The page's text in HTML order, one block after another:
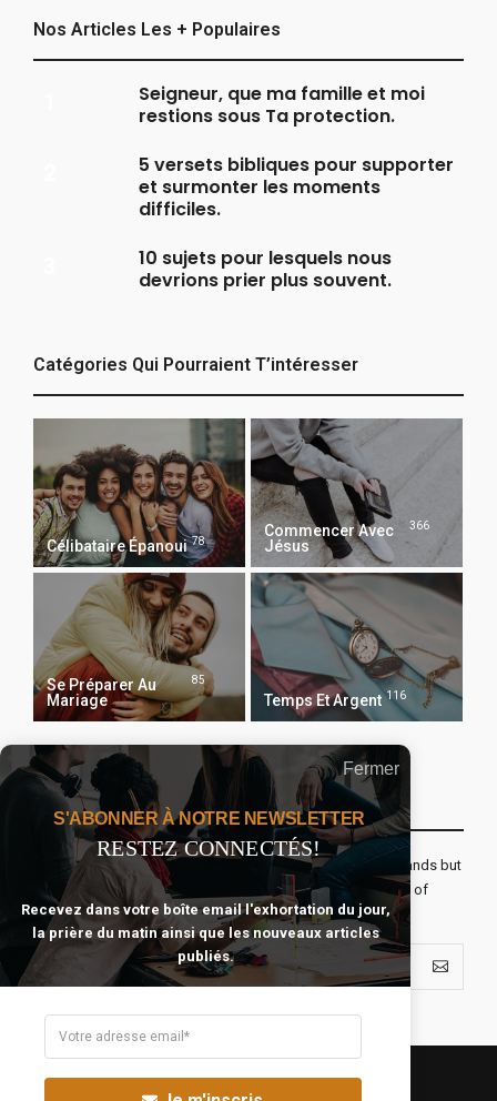
Nos Articles Les + Populaires
Seigneur, que ma famille et moi
restions sous Ta protection.
5 versets bibliques pour supporter
et surmonter les moments
difficiles.
10 sujets pour lesquels nous
devrions prier plus souvent.
Catégories Qui Pourraient T’intéresser
Célibataire Épanoui 78
Commencer Avec
Jésus
366
Se Préparer Au
Mariage
85
Temps Et Argent 116
Recevoir Notre Newsletter Chaque Matin
The real voyage of discovery consists not in seeking new lands but
seeing with new eyes. All journeys have secret destinations of
which the traveler is unaware.
Fermer
S'ABONNER À NOTRE NEWSLETTER
RESTEZ CONNECTÉS!
Recevez dans votre boîte email l'exhortation du jour,
la prière du matin ainsi que les nouveaux articles
publiés.